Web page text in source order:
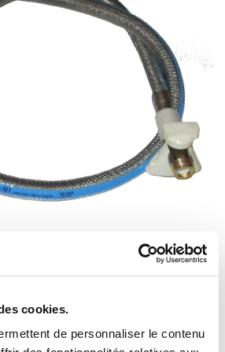
cookies.
de personnaliser le contenu
flexible gaz inox + ROAI – 2m